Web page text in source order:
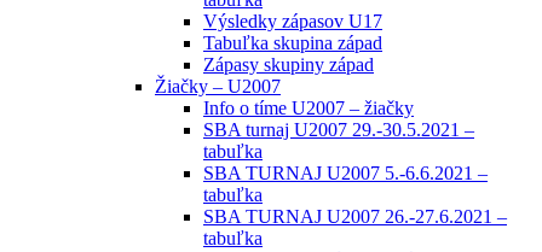
Výsledky zápasov U17
Tabuľka skupina západ
Zápasy skupiny západ
Žiačky – U2007
Info o tíme U2007 – žiačky
SBA turnaj U2007 29.-30.5.2021 –
tabuľka
SBA TURNAJ U2007 5.-6.6.2021 –
tabuľka
SBA TURNAJ U2007 26.-27.6.2021 –
tabuľka